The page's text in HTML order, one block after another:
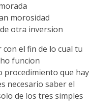
morosidad
otra inversion
el fin de lo cual tu
funcion
procedimiento que hay
necesario saber el
de los tres simples